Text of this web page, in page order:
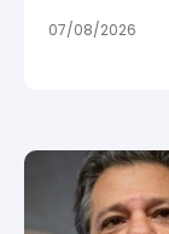
07/08/2026